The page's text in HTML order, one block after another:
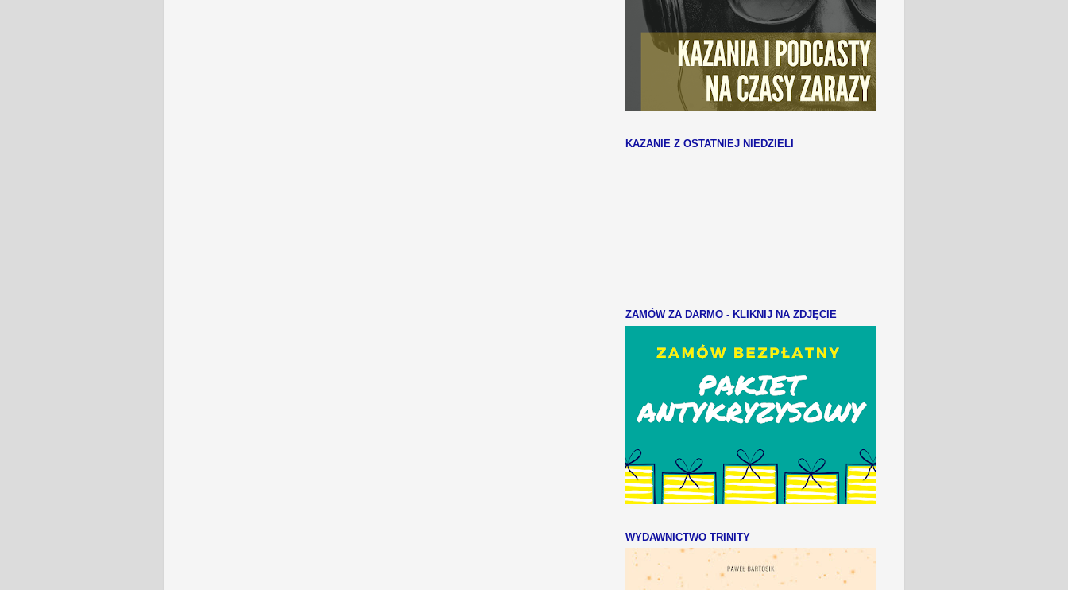
KAZANIE Z OSTATNIEJ NIEDZIELI
ZAMÓW ZA DARMO - KLIKNIJ NA ZDJĘCIE
WYDAWNICTWO TRINITY